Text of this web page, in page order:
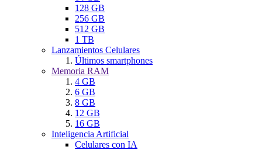
128 GB
256 GB
512 GB
1 TB
Lanzamientos Celulares
Últimos smartphones
Memoria RAM
4 GB
6 GB
8 GB
12 GB
16 GB
Inteligencia Artificial
Celulares con IA